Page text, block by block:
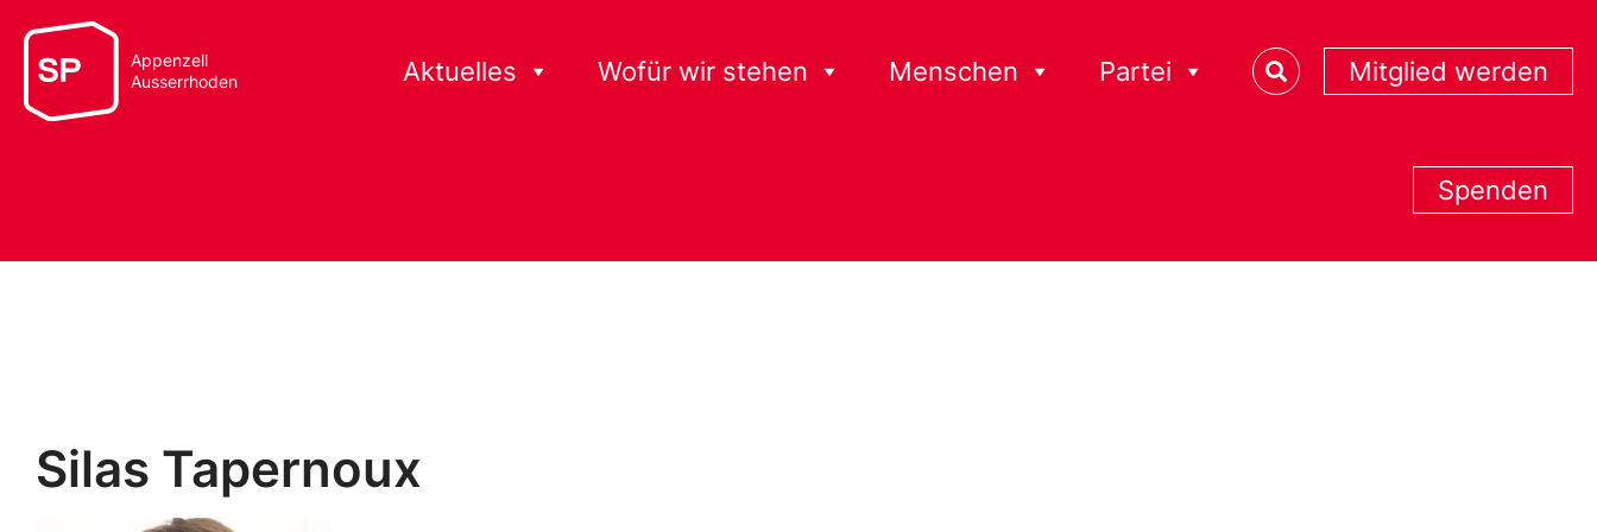
Appenzell
Ausserrhoden
Aktuelles Wofür wir stehen Menschen Partei Mitglied werden
Spenden
Silas Tapernoux